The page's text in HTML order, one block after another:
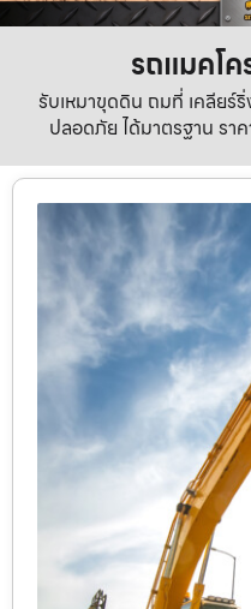
รถแมคโ
รับเหมาขุดดิน ถมที่ เคลียร์
ปลอดภัย ได้มาตรฐาน รา